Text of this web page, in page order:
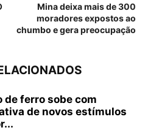
Mina deixa mais de 300
moradores expostos ao
chumbo e gera preocupação
de ferro sobe com
de novos estímulos